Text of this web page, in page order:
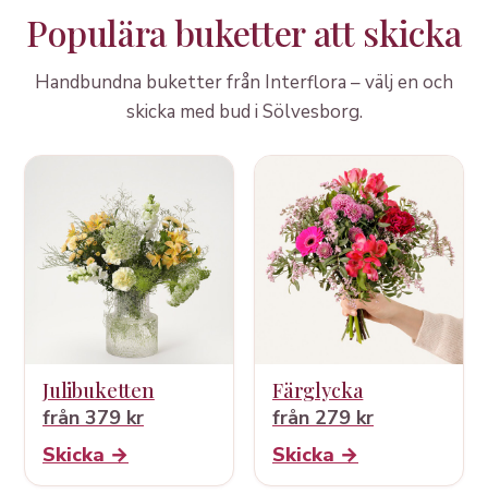
Populära buketter att skicka
Handbundna buketter från Interflora – välj en och
skicka med bud i Sölvesborg.
Julibuketten
från 379 kr
Skicka →
Färglycka
från 279 kr
Skicka →